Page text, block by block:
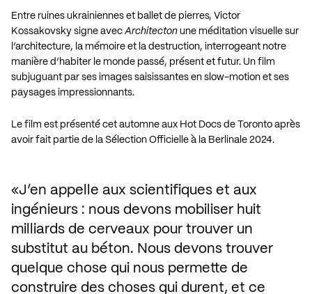
Entre ruines ukrainiennes et ballet de pierres, Victor
Kossakovsky signe avec Architecton une méditation visuelle sur
l’architecture, la mémoire et la destruction, interrogeant notre
manière d’habiter le monde passé, présent et futur. Un film
subjuguant par ses images saisissantes en slow-motion et ses
paysages impressionnants.
Le film est présenté cet automne aux Hot Docs de Toronto après
avoir fait partie de la Sélection Officielle à la Berlinale 2024.
J’en appelle aux scientifiques et aux
ingénieurs : nous devons mobiliser huit
milliards de cerveaux pour trouver un
substitut au béton. Nous devons trouver
quelque chose qui nous permette de
construire des choses qui durent, et ce